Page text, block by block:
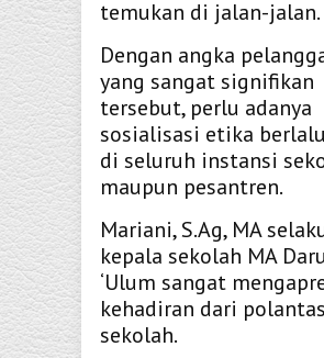
temukan di jalan-jalan.
Dengan angka
yang sangat signifikan
tersebut, perlu adanya
sosialisasi etika
di seluruh instansi
maupun pesantren.
Mariani, S.Ag, MA
kepala sekolah MA
‘Ulum sangat
kehadiran dari
sekolah.